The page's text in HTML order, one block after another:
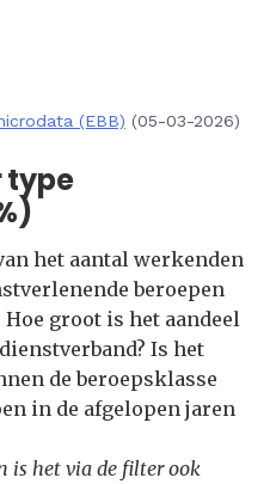
(EBB) (05-03-2026)
type
het aantal werkenden
beroepen
groot is het aandeel
Is het
de beroepsklasse
in de afgelopen jaren
is het via de filter ook